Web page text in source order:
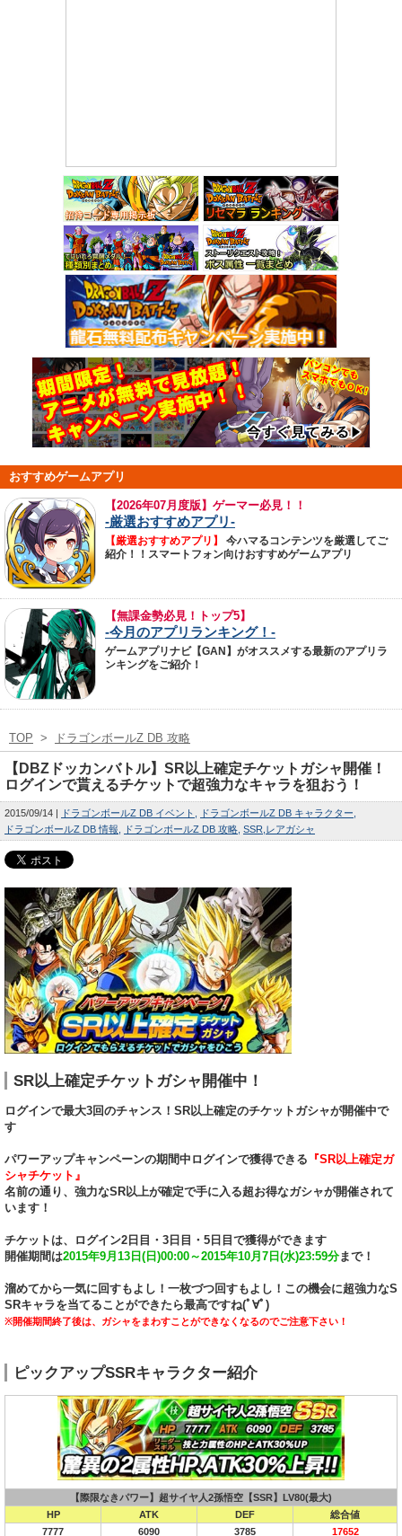
おすすめゲームアプリ
【2026年07月度版】ゲーマー必見！！
-厳選おすすめアプリ-
【厳選おすすめアプリ】
今ハマるコンテンツを厳選してご
紹介！！スマートフォン向けおすすめゲームアプリ
【無課金勢必見！トップ5】
-今月のアプリランキング！-
ゲームアプリナビ【GAN】がオススメする最新のアプリラ
ンキングをご紹介！
TOP > ドラゴンボールZ DB 攻略
【DBZドッカンバトル】SR以上確定チケットガシャ開催！
ログインで貰えるチケットで超強力なキャラを狙おう！
2015/09/14 ドラゴンボールZ DB イベント
ドラゴンボールZ DB キャラクター
ドラゴンボールZ DB 情報
ドラゴンボールZ DB 攻略 SSR レアガシャ
SR以上確定チケットガシャ開催中！
ログインで最大3回のチャンス！SR以上確定のチケットガシャが開催中で
す
パワーアップキャンペーンの期間中ログインで獲得できる 『SR以上確定ガ
シャチケット』
名前の通り、強力なSR以上が確定で手に入る超お得なガシャが開催されて
います！
チケットは、ログイン2日目・3日目・5日目で獲得ができます
開催期間は2015年9月13日(日)00:00～2015年10月7日(水)23:59分まで！
溜めてから一気に回すもよし！一枚づつ回すもよし！この機会に超強力なS
SRキャラを当てることができたら最高ですね(ﾟ∀ﾟ)
※開催期間終了後は、ガシャをまわすことができなくなるのでご注意下さい！
ピックアップSSRキャラクター紹介
【際限なきパワー】超サイヤ人2孫悟空【SSR】LV80(最大)
HP
ATK DEF
総合値
7777
6090 3785 17652